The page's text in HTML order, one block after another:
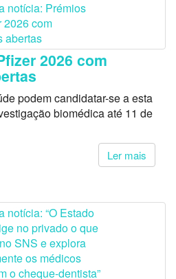
2026 com
podem candidatar-se a esta
biomédica até 11 de
Ler mais